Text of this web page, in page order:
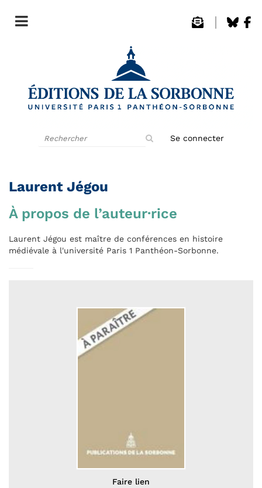
Se connecter
Laurent Jégou
À propos de l’auteur·rice
Laurent Jégou est maître de conférences en histoire
médiévale à l'université Paris 1 Panthéon-Sorbonne.
Faire lien